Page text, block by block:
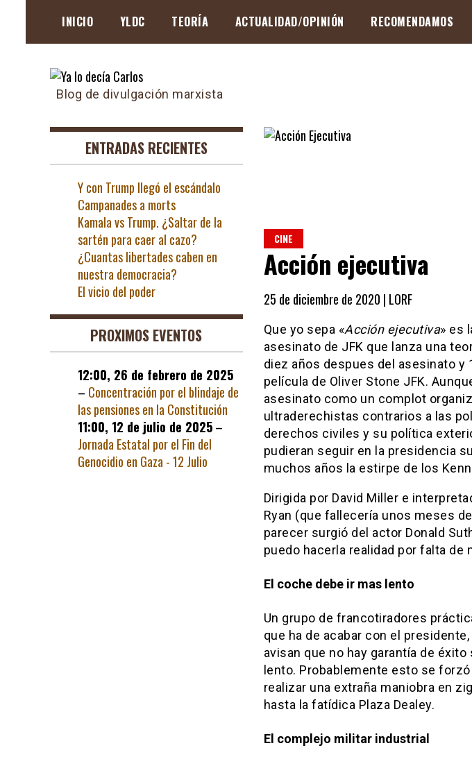
content
INICIO YLDC TEORÍA ACTUALIDAD/OPINIÓN RECOMENDAMOS
Blog de divulgación marxista
CINE
Acción ejecutiva
25 de diciembre de 2020 | LORF
Que yo sepa «Acción ejecutiva» es
asesinato de JFK que lanza una
diez años despues del asesinato y
película de Oliver Stone JFK.
asesinato como un complot
ultraderechistas contrarios a las
derechos civiles y su política
pudieran seguir en la presidencia
muchos años la estirpe de los
Dirigida por David Miller e
Ryan (que fallecería unos meses
parecer surgió del actor Donald
puedo hacerla realidad por falta de
El coche debe ir mas lento
Un grupo de francotiradores
que ha de acabar con el
avisan que no hay garantía de
lento. Probablemente esto se
realizar una extraña maniobra en
hasta la fatídica Plaza Dealey.
El complejo militar industrial
ENTRADAS RECIENTES
Y con Trump llegó el escándalo
Campanades a morts
Kamala vs Trump. ¿Saltar de la
sartén para caer al cazo?
¿Cuantas libertades caben en
nuestra democracia?
El vicio del poder
PROXIMOS EVENTOS
12:00, 26 de febrero de 2025
– Concentración por el blindaje de
las pensiones en la Constitución
11:00, 12 de julio de 2025–
Jornada Estatal por el Fin del
Genocidio en Gaza - 12 Julio